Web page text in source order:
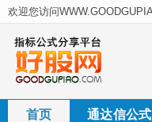
首页 通达信公式